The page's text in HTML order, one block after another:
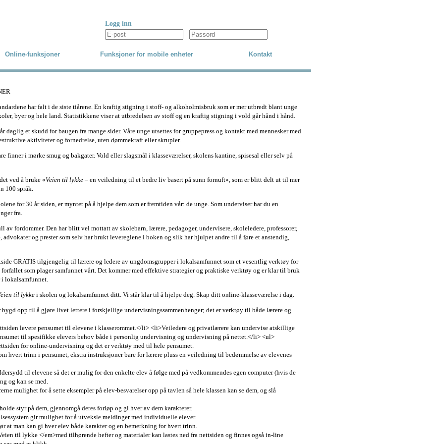
Logg inn
Online-funksjoner Funksjoner for mobile enheter Kontakt
har falt i de siste tiårene. En kraftig stigning i stoff- og alkoholmisbruk som er mer utbredt blant unge
byer og hele land. Statistikkene viser at utbredelsen av stoff og en kraftig stigning i vold går hånd i hånd.
et skudd for baugen fra mange sider. Våre unge utsettes for gruppepress og kontakt med mennesker med
aktiviteter og fornedrelse, uten dømmekraft eller skrupler.
finner i mørke smug og bakgater. Vold eller slagsmål i klasseværelser, skolens kantine, spisesal eller selv på
ved å bruke «Veien til lykke – en veiledning til et bedre liv basert på sunn fornuft», som er blitt delt ut til mer
100 språk.
for 30 år siden, er myntet på å hjelpe dem som er fremtiden vår: de unge. Som underviser har du en
fra.
av fordommer. Den har blitt vel mottatt av skolebarn, lærere, pedagoger, undervisere, skoleledere, professorer,
advokater og prester som selv har brukt levereglene i boken og slik har hjulpet andre til å føre et anstendig,
GRATIS tilgjengelig til lærere og ledere av ungdomsgrupper i lokalsamfunnet som et vesentlig verktøy for
forfallet som plager samfunnet vårt. Det kommer med effektive strategier og praktiske verktøy og er klar til bruk
lokalsamfunnet.
til lykke i skolen og lokalsamfunnet ditt. Vi står klar til å hjelpe deg. Skap ditt online-klasseværelse i dag.